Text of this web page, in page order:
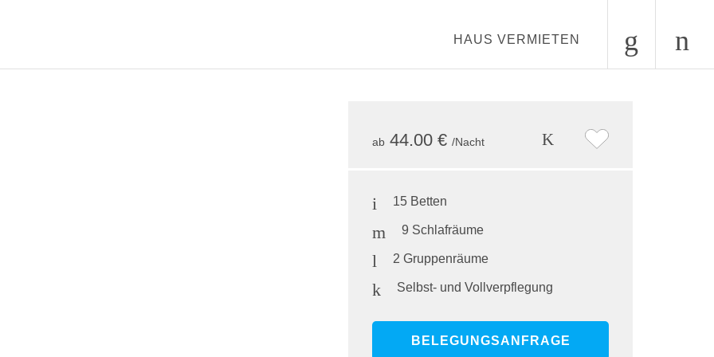
HAUS VERMIETEN
ab 44.00 €/Nacht
15 Betten
9 Schlafräume
2 Gruppenräume
Selbst- und Vollverpflegung
BELEGUNGSANFRAGE